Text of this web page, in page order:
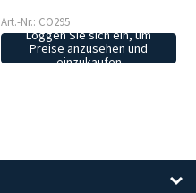
Art.-Nr.: CO295
Loggen Sie sich ein, um
Preise anzusehen und
einzukaufen